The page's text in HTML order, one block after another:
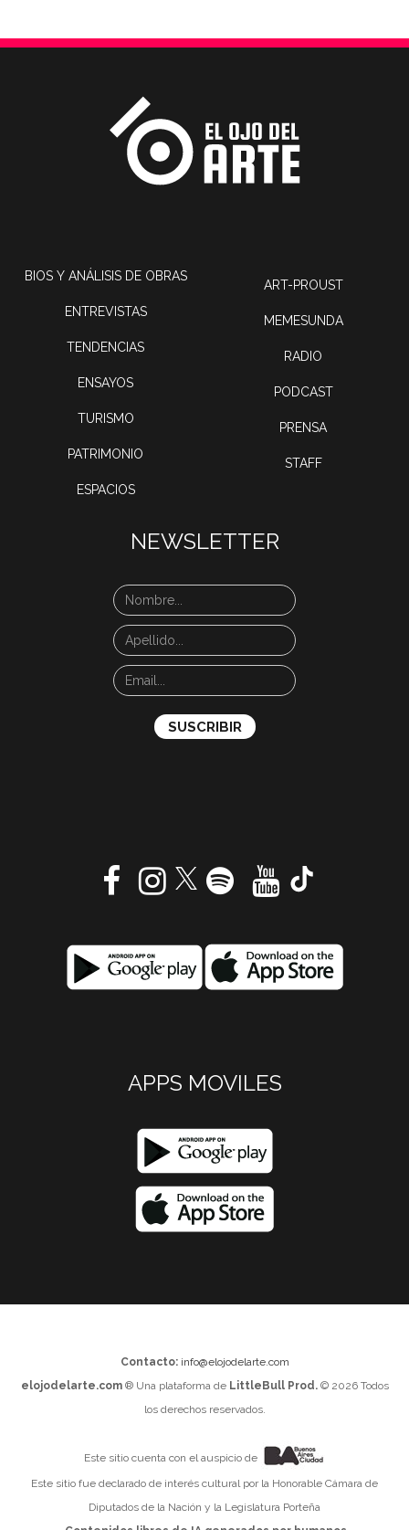
BIOS Y ANÁLISIS DE OBRAS
ENTREVISTAS
TENDENCIAS
ENSAYOS
TURISMO
PATRIMONIO
ESPACIOS
ART-PROUST
MEMESUNDA
RADIO
PODCAST
PRENSA
STAFF
NEWSLETTER
APPS MOVILES
Contacto: info@elojodelarte.com
elojodelarte.com® Una plataforma de LittleBull Prod.© 2026 Todos
los derechos reservados.
Este sitio cuenta con el auspicio de
Este sitio fue declarado de interés cultural por la Honorable Cámara de
Diputados de la Nación y la Legislatura Porteña